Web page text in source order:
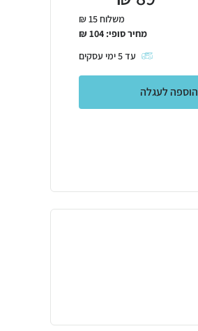
משלוח 15 ₪
מחיר סופי: 104
₪
עד5ימי עסקים
הוספה לעגלה